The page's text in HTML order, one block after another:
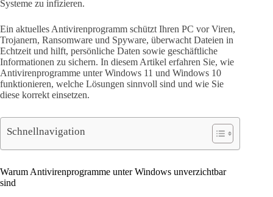
Systeme zu infizieren.
Ein aktuelles Antivirenprogramm schützt Ihren PC vor Viren,
Trojanern, Ransomware und Spyware, überwacht Dateien in
Echtzeit und hilft, persönliche Daten sowie geschäftliche
Informationen zu sichern. In diesem Artikel erfahren Sie, wie
Antivirenprogramme unter Windows 11 und Windows 10
funktionieren, welche Lösungen sinnvoll sind und wie Sie
diese korrekt einsetzen.
Schnellnavigation
Warum Antivirenprogramme unter Windows unverzichtbar
sind